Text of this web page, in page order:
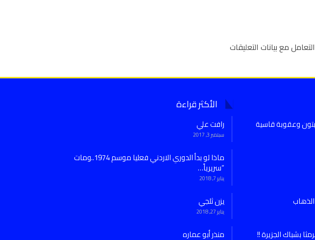
مع بيانات التعليقات
وعقوبة قاسية
الأكثر قراءة
رافت علي
سبتمبر 3, 2017
ماذا لو بدأ الدوري الاردني فعليا موسم 1974..ومات
“سريرياً…
يناير 7, 2018
يزن ثلجي
يناير 27, 2018
منذر أبو عماره